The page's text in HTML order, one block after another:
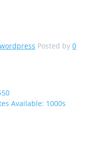
Posted by 0
Available: 1000s